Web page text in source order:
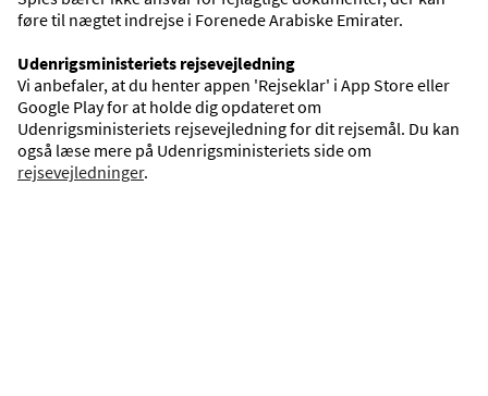
Dubai
føre til nægtet indrejse i Forenede Arabiske Emirater.
Udenrigsministeriets rejsevejledning
Vi anbefaler, at du henter appen 'Rejseklar' i App Store eller
Google Play for at holde dig opdateret om
Udenrigsministeriets rejsevejledning for dit rejsemål. Du kan
også læse mere på Udenrigsministeriets side om
rejsevejledninger.